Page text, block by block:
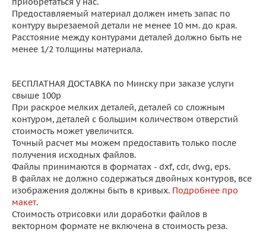
Предоставляемый материал должен иметь запас по
контуру вырезаемой детали не менее 10 мм. до края.
Расстояние между контурами деталей должно быть не
менее 1/2 толщины материала.
БЕСПЛАТНАЯ ДОСТАВКА по Минску при заказе услуги
свыше 100р
При раскрое мелких деталей, деталей со сложным
контуром, деталей с большим количеством отверстий
стоимость может увеличится.
Точный расчет мы можем предоставить только после
получения исходных файлов.
Файлы принимаются в форматах - dxf, cdr, dwg, eps.
В файлах не должно содержаться двойных контуров, все
изображения должны быть в кривых. Подробнее про
макет.
Стоимость отрисовки или доработки файлов в
векторном формате не включена в стоимость реза.